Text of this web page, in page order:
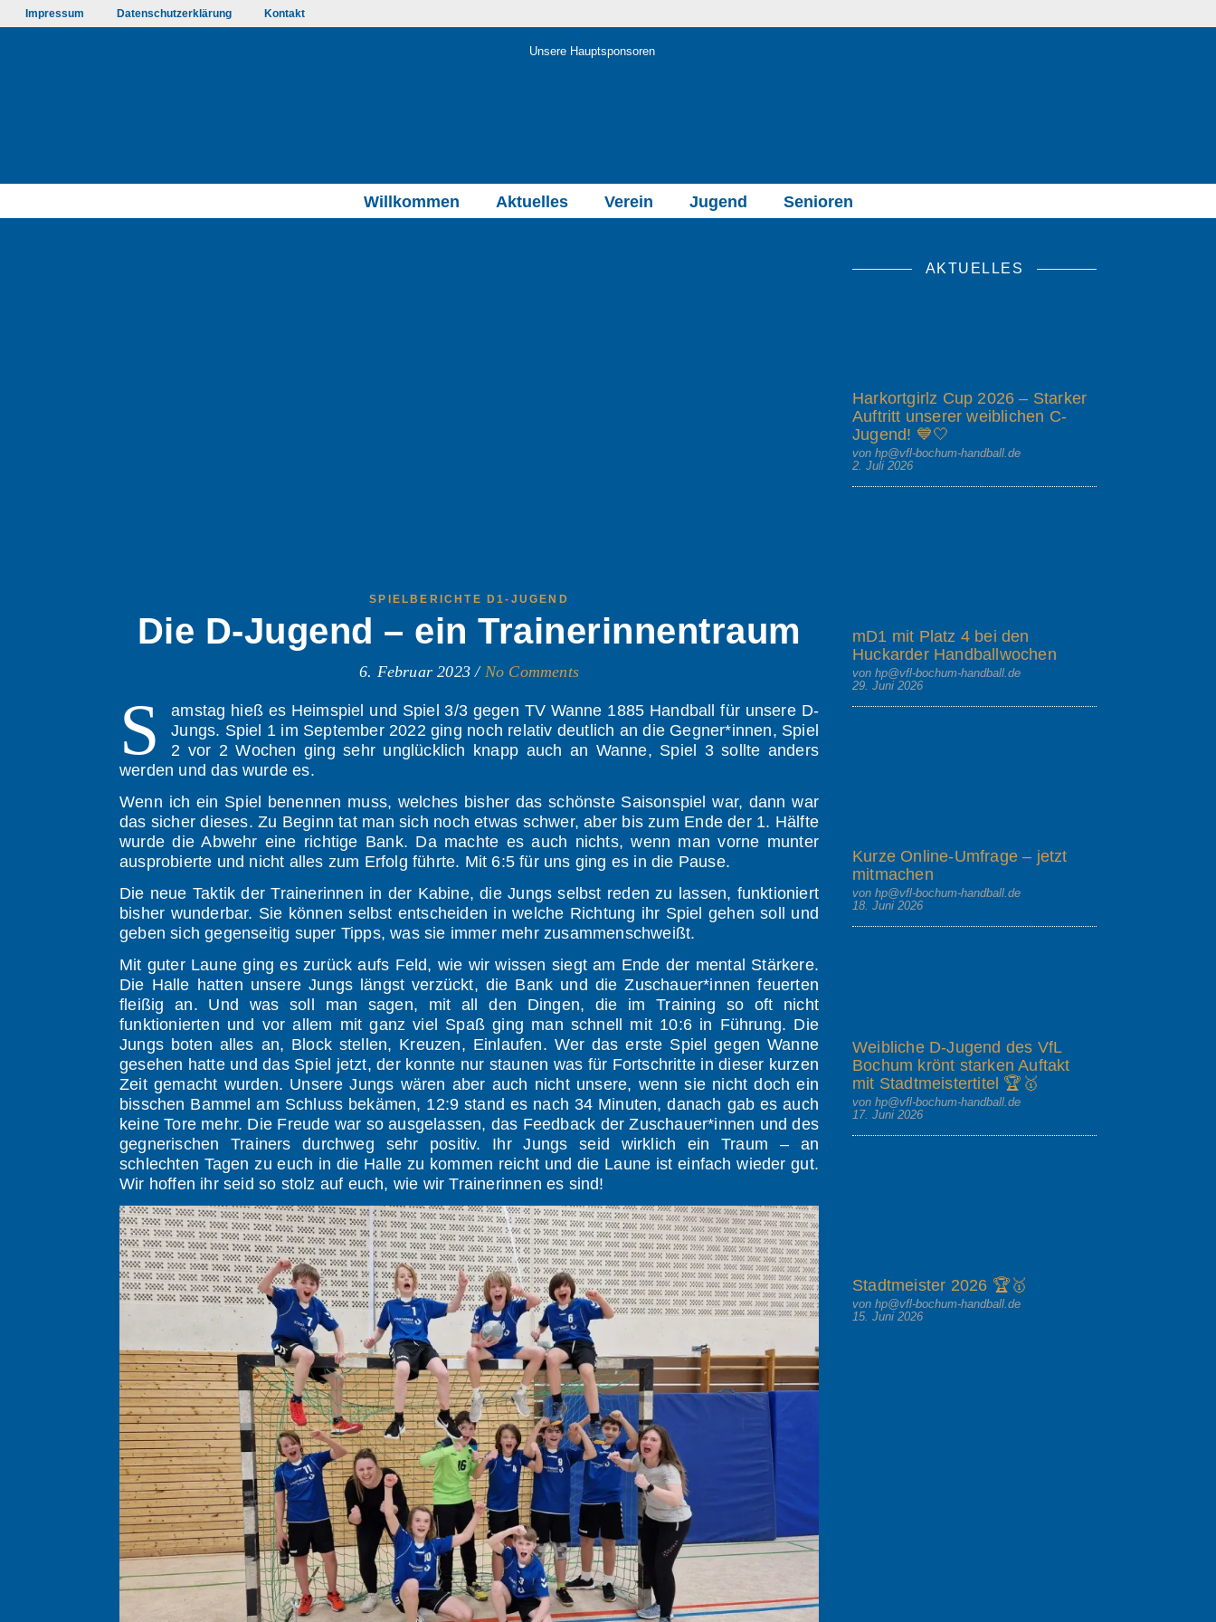
Impressum Datenschutzerklärung Kontakt
Unsere Hauptsponsoren
Willkommen Aktuelles Verein Jugend Senioren
SPIELBERICHTE D1-JUGEND
Die D-Jugend – ein Trainerinnentraum
6. Februar 2023 / No Comments
S
amstag hieß es Heimspiel und Spiel 3/3 gegen TV Wanne 1885 Handball für unsere D-
Jungs. Spiel 1 im September 2022 ging noch relativ deutlich an die Gegner*innen, Spiel
2 vor 2 Wochen ging sehr unglücklich knapp auch an Wanne, Spiel 3 sollte anders
werden und das wurde es.
Wenn ich ein Spiel benennen muss, welches bisher das schönste Saisonspiel war, dann war
das sicher dieses. Zu Beginn tat man sich noch etwas schwer, aber bis zum Ende der 1. Hälfte
wurde die Abwehr eine richtige Bank. Da machte es auch nichts, wenn man vorne munter
ausprobierte und nicht alles zum Erfolg führte. Mit 6:5 für uns ging es in die Pause.
Die neue Taktik der Trainerinnen in der Kabine, die Jungs selbst reden zu lassen, funktioniert
bisher wunderbar. Sie können selbst entscheiden in welche Richtung ihr Spiel gehen soll und
geben sich gegenseitig super Tipps, was sie immer mehr zusammenschweißt.
Mit guter Laune ging es zurück aufs Feld, wie wir wissen siegt am Ende der mental Stärkere.
Die Halle hatten unsere Jungs längst verzückt, die Bank und die Zuschauer*innen feuerten
fleißig an. Und was soll man sagen, mit all den Dingen, die im Training so oft nicht
funktionierten und vor allem mit ganz viel Spaß ging man schnell mit 10:6 in Führung. Die
Jungs boten alles an, Block stellen, Kreuzen, Einlaufen. Wer das erste Spiel gegen Wanne
gesehen hatte und das Spiel jetzt, der konnte nur staunen was für Fortschritte in dieser kurzen
Zeit gemacht wurden. Unsere Jungs wären aber auch nicht unsere, wenn sie nicht doch ein
bisschen Bammel am Schluss bekämen, 12:9 stand es nach 34 Minuten, danach gab es auch
keine Tore mehr. Die Freude war so ausgelassen, das Feedback der Zuschauer*innen und des
gegnerischen Trainers durchweg sehr positiv. Ihr Jungs seid wirklich ein Traum – an
schlechten Tagen zu euch in die Halle zu kommen reicht und die Laune ist einfach wieder gut.
Wir hoffen ihr seid so stolz auf euch, wie wir Trainerinnen es sind!
AKTUELLES
Harkortgirlz Cup 2026 – Starker
Auftritt unserer weiblichen C-
Jugend! 💙🤍
von hp@vfl-bochum-handball.de
2. Juli 2026
mD1 mit Platz 4 bei den
Huckarder Handballwochen
von hp@vfl-bochum-handball.de
29. Juni 2026
Kurze Online-Umfrage – jetzt
mitmachen
von hp@vfl-bochum-handball.de
18. Juni 2026
Weibliche D-Jugend des VfL
Bochum krönt starken Auftakt
mit Stadtmeistertitel 🏆🥇
von hp@vfl-bochum-handball.de
17. Juni 2026
Stadtmeister 2026 🏆🥇
von hp@vfl-bochum-handball.de
15. Juni 2026